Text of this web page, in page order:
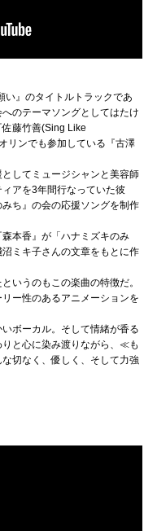
い』のタイトルトラックであ
のテーマソングとしてはたけ
藤竹善(Sing Like
リンでも参加している『古澤
してミュージシャンと美容師
アを3年間行なっていた彼
ち』の会の応援ソングを制作
本香』が「ハナミズキのみ
ミキ子さんの文章をもとに作
いうのもこの楽曲の特徴だ。
ー性のあるアニメーションを
ボーカル。そして情緒が香る
と心に染み渡りながら、≪も
切なく、優しく、そして力強